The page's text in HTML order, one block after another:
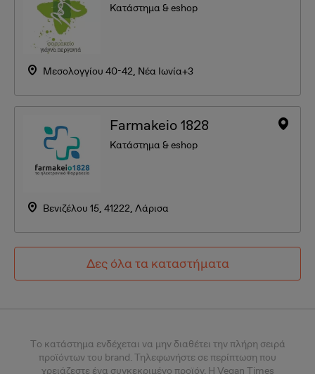
Κατάστημα & eshop
Μεσολογγίου 40-42, Νέα Ιωνία+3
Farmakeio 1828
Κατάστημα & eshop
Βενιζέλου 15, 41222, Λάρισα
Δες όλα τα καταστήματα
Tο κατάστημα ενδέχεται να μην διαθέτει την πλήρη σειρά
προϊόντων του brand. Τηλεφωνήστε σε περίπτωση που
χρειάζεστε ένα συγκεκριμένο προϊόν. Η Vegan Times